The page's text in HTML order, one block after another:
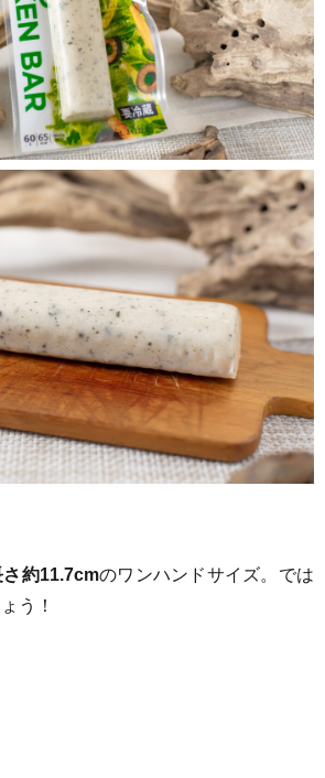
さ約11.7cmのワンハンドサイズ。では
う！